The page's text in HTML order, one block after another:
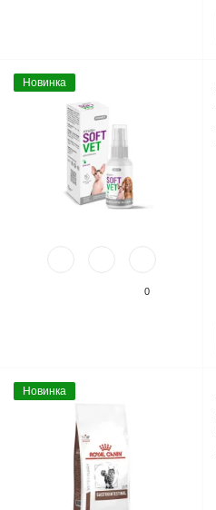
Новинка
0
Новинка